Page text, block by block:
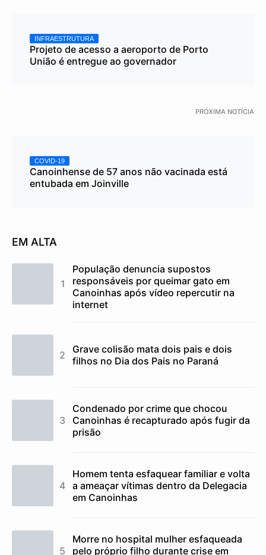
INFRAESTRUTURA
Projeto de acesso a aeroporto de Porto
União é entregue ao governador
PRÓXIMA NOTÍCIA
COVID-19
Canoinhense de 57 anos não vacinada está
entubada em Joinville
EM ALTA
População denuncia supostos
responsáveis por queimar gato em
Canoinhas após vídeo repercutir na
internet
Grave colisão mata dois pais e dois
filhos no Dia dos Pais no Paraná
Condenado por crime que chocou
Canoinhas é recapturado após fugir da
prisão
Homem tenta esfaquear familiar e volta
a ameaçar vítimas dentro da Delegacia
em Canoinhas
Morre no hospital mulher esfaqueada
pelo próprio filho durante crise em